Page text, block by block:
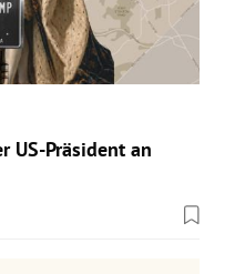
US-Präsident an